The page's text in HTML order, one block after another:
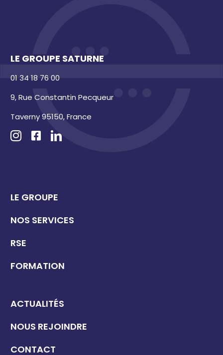
LE GROUPE
NOS SERVICES
RSE
FORMATION
ACTUALITÉS
NOUS REJOINDRE
CONTACT
LE GROUPE SATURNE
01 34 18 76 00
9, Rue Constantin Pecqueur
Taverny 95150, France